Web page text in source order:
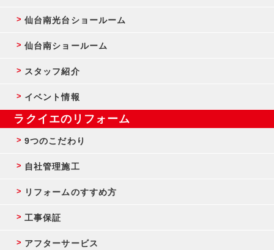
仙台南光台ショールーム
仙台南ショールーム
スタッフ紹介
イベント情報
ラクイエのリフォーム
9つのこだわり
自社管理施工
リフォームのすすめ方
工事保証
アフターサービス